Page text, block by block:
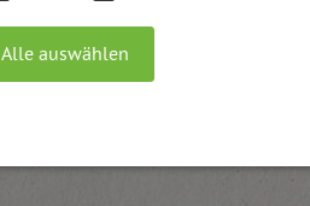
Alle auswählen